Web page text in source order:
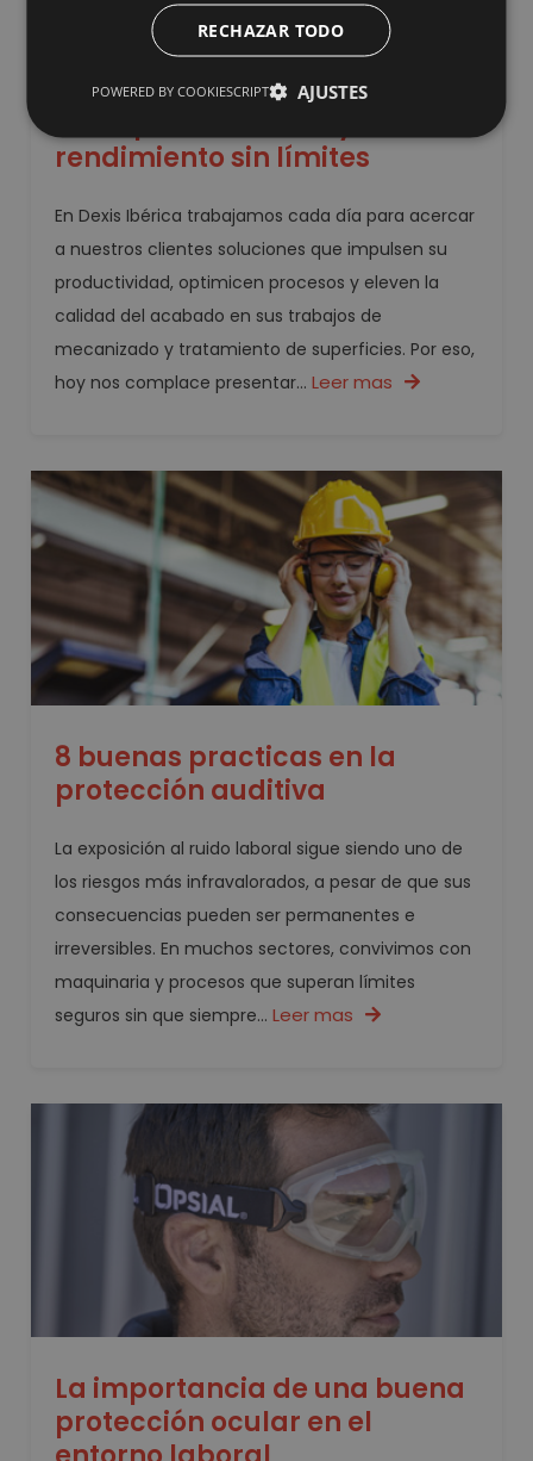
Presentamos el nuevo disco
de láminas 3M™ Cubitron™ 3
rendimiento sin límites
En Dexis Ibérica trabajamos cada día para acercar
a nuestros clientes soluciones que impulsen su
productividad, optimicen procesos y eleven la
calidad del acabado en sus trabajos de
mecanizado y tratamiento de superficies. Por eso,
hoy nos complace presentar...Leer mas
8 buenas practicas en la
protección auditiva
La exposición al ruido laboral sigue siendo uno de
los riesgos más infravalorados, a pesar de que sus
consecuencias pueden ser permanentes e
irreversibles. En muchos sectores, convivimos con
maquinaria y procesos que superan límites
seguros sin que siempre...Leer mas
La importancia de una buena
protección ocular en el
RECHAZAR TODO
AJUSTES
POWERED BY COOKIESCRIPT